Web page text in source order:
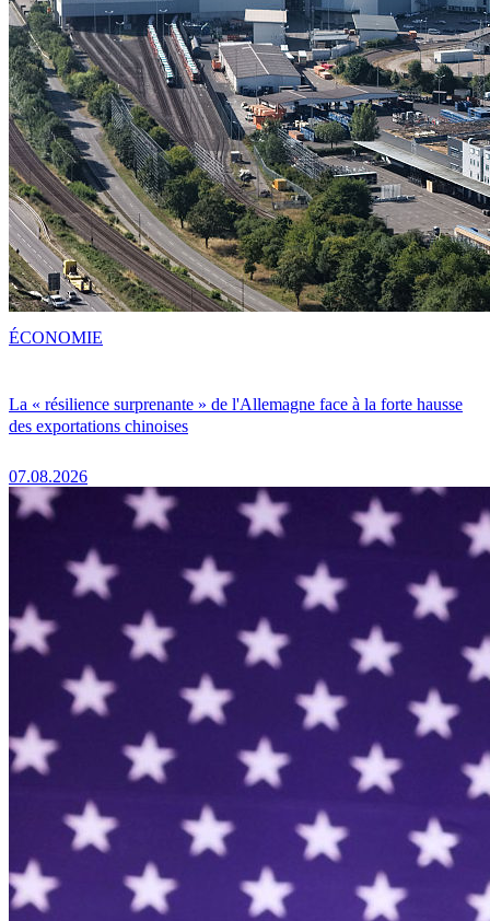
La « résilience surprenante » de l'Allemagne face à la forte hausse
des exportations chinoises
07.08.2026
ÉCONOMIE